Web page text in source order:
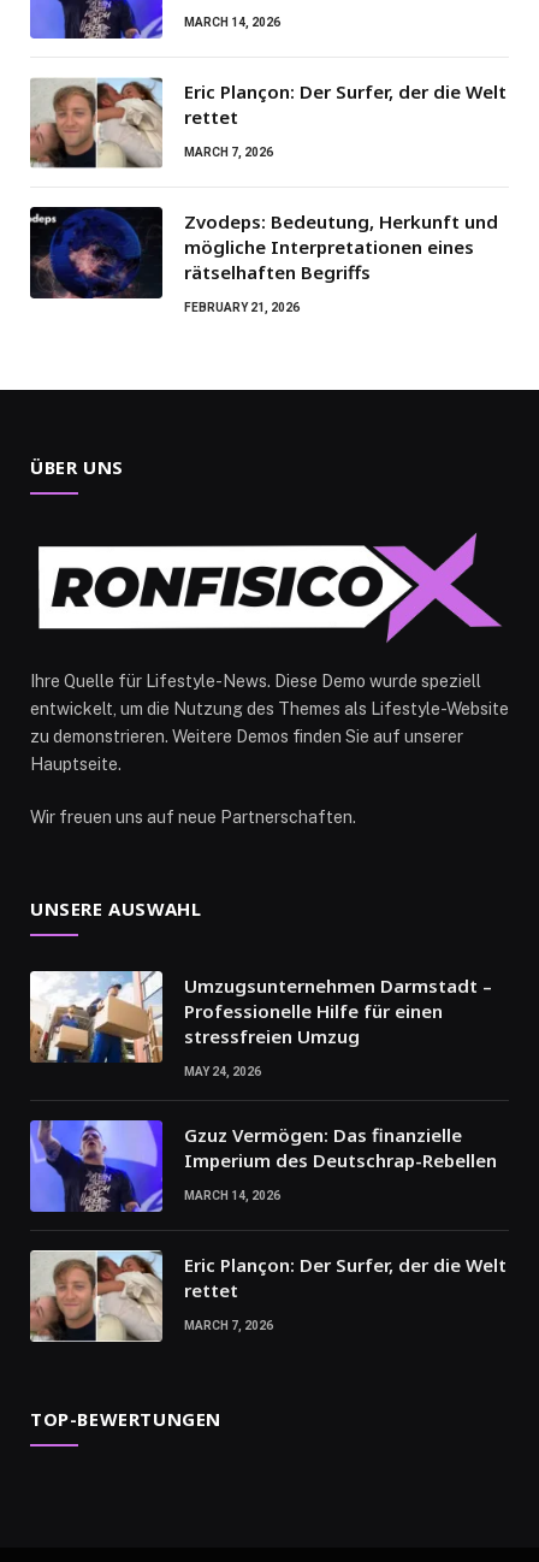
MARCH 14, 2026
Eric Plançon: Der Surfer, der die Welt
rettet
MARCH 7, 2026
Zvodeps: Bedeutung, Herkunft und
mögliche Interpretationen eines
rätselhaften Begriffs
FEBRUARY 21, 2026
ÜBER UNS
Ihre Quelle für Lifestyle-News. Diese Demo wurde speziell
entwickelt, um die Nutzung des Themes als Lifestyle-Website
zu demonstrieren. Weitere Demos finden Sie auf unserer
Hauptseite.
Wir freuen uns auf neue Partnerschaften.
UNSERE AUSWAHL
Umzugsunternehmen Darmstadt –
Professionelle Hilfe für einen
stressfreien Umzug
MAY 24, 2026
Gzuz Vermögen: Das finanzielle
Imperium des Deutschrap-Rebellen
MARCH 14, 2026
Eric Plançon: Der Surfer, der die Welt
rettet
MARCH 7, 2026
TOP-BEWERTUNGEN